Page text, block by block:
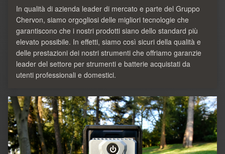
In qualità di azienda leader di mercato e parte del Gruppo
Chervon, siamo orgogliosi delle migliori tecnologie che
garantiscono che i nostri prodotti siano dello standard più
elevato possibile. In effetti, siamo così sicuri della qualità e
delle prestazioni dei nostri strumenti che offriamo garanzie
leader del settore per strumenti e batterie acquistati da
utenti professionali e domestici.